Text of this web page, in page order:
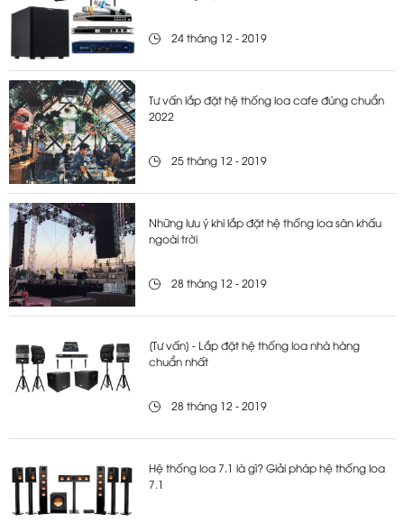
24 tháng 12 - 2019
Tư vấn lắp đặt hệ thống loa cafe đúng chuẩn
2022
25 tháng 12 - 2019
Những lưu ý khi lắp đặt hệ thống loa sân khấu
ngoài trời
28 tháng 12 - 2019
[Tư vấn] - Lắp đặt hệ thống loa nhà hàng
chuẩn nhất
28 tháng 12 - 2019
Hệ thống loa 7.1 là gì? Giải pháp hệ thống loa
7.1